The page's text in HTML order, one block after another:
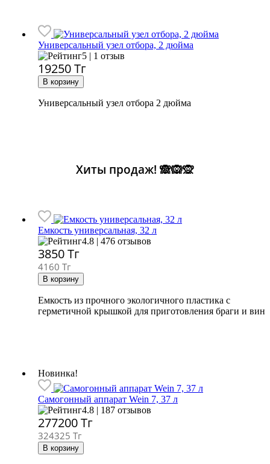
Универсальный узел отбора, 2 дюйма
5 | 1 отзыв
19250Тг
Универсальный узел отбора 2 дюйма
Хиты продаж! 🙈🙉🙊
Емкость универсальная, 32 л
4.8 | 476 отзывов
3850Тг
4160 Тг
Емкость из прочного экологичного пластика с
герметичной крышкой для приготовления браги и
Новинка!
Самогонный аппарат Wein 7, 37 л
4.8 | 187 отзывов
277200Тг
324325 Тг